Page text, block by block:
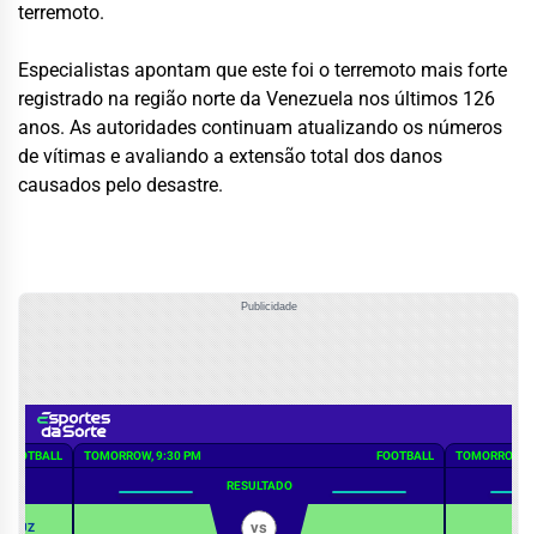
terremoto.
Especialistas apontam que este foi o terremoto mais forte
registrado na região norte da Venezuela nos últimos 126
anos. As autoridades continuam atualizando os números
de vítimas e avaliando a extensão total dos danos
causados pelo desastre.
Publicidade